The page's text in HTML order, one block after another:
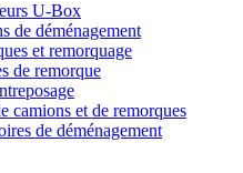
U-Box
de déménagement
et remorquage
de remorque
camions et de remorques
de déménagement